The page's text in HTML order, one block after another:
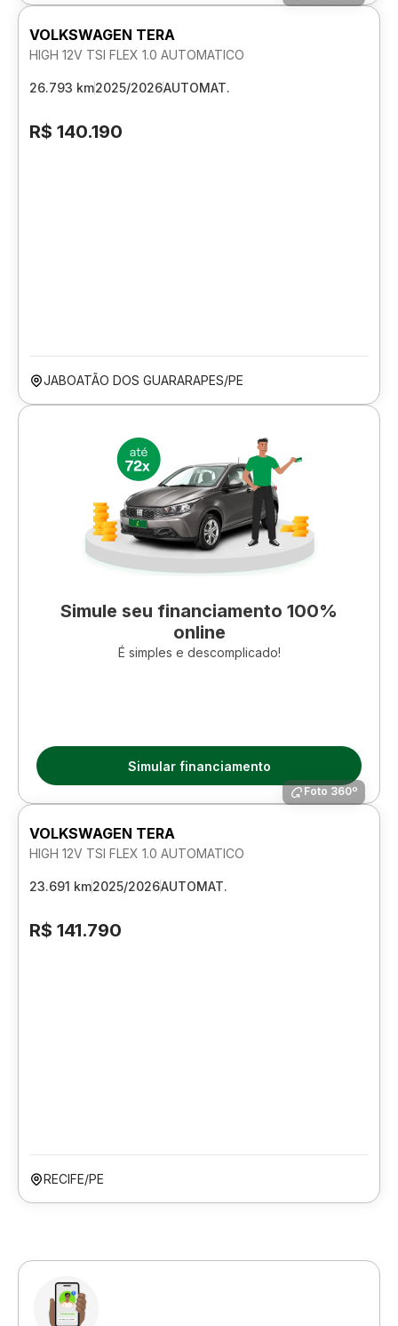
VOLKSWAGEN TERA
HIGH 12V TSI FLEX 1.0 AUTOMATICO
26.793 km2025/2026AUTOMAT.
R$ 140.190
JABOATÃO DOS GUARARAPES/PE
Simule seu financiamento 100%
online
É simples e descomplicado!
Simular financiamento
Foto 360º
VOLKSWAGEN TERA
HIGH 12V TSI FLEX 1.0 AUTOMATICO
23.691 km2025/2026AUTOMAT.
R$ 141.790
RECIFE/PE